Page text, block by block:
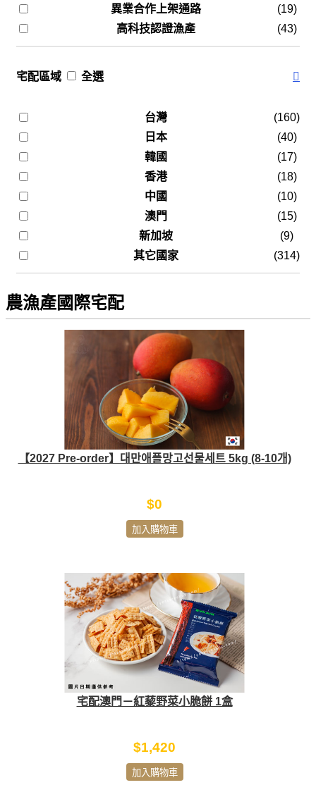
異業合作上架通路
(19)
高科技認證漁產
(43)
宅配區域 全選
台灣
(160)
日本
(40)
韓國
(17)
香港
(18)
中國
(10)
澳門
(15)
新加坡
(9)
其它國家
(314)
農漁產國際宅配
【2027 Pre-order】대만애플망고선물세트 5kg (8-10개)
$0
加入購物車
宅配澳門－紅藜野菜小脆餅 1盒
$1,420
加入購物車